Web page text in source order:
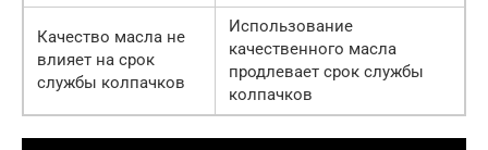
Качество масла не
влияет на срок
службы колпачков
Использование
качественного масла
продлевает срок службы
колпачков